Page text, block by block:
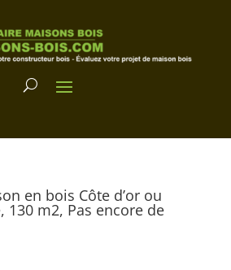
en bois Côte d’or ou
130 m2, Pas encore de